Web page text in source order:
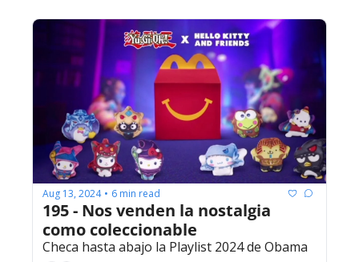
Aug 13, 2024 • 6 min read
195 - Nos venden la nostalgia
como coleccionable
Checa hasta abajo la Playlist 2024 de Obama